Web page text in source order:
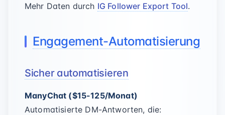
Mehr Daten durch IG Follower Export Tool.
Engagement-Automatisierung
Sicher automatisieren
ManyChat ($15-125/Monat)
Automatisierte DM-Antworten, die: